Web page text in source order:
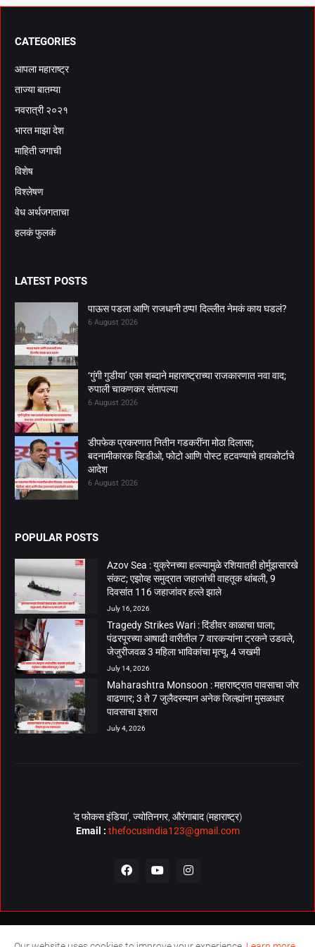
CATEGORIES
आपला महाराष्ट्र
ताज्या बातम्या
नवरात्री २०२१
भारत माझा देश
माहिती जगाची
विशेष
विश्लेषण
वेध अर्थजगताचा
हलकं फुलकं
LATEST POSTS
पाऊस पडला आणि राजधानी ठप्प! दिल्लीत नेमकं काय घडलं?
6 August 2026
‘गुंगी गुडीया’ एका शब्दाने महाराष्ट्राच्या राजकारणात नवा वाद;
रुपाली चाकणकर संतापल्या
6 August 2026
डीपफेक प्रकरणात नितीन गडकरींना मोठा दिलासा;
बदनामीकारक व्हिडीओ, फोटो आणि पोस्ट हटवण्याचे हायकोर्टाचे
आदेश
6 August 2026
POPULAR POSTS
Azov Sea : युक्रेनच्या हल्ल्यामुळे रशियातही होर्मुझसारखे
संकट; एझोव्ह समुद्रात जहाजांची वाहतूक थांबली, 9
दिवसांत 116 जहाजांवर हल्ले झाले
July 16, 2026
Tragedy Strikes Wari : दिंडीवर काळाचा घाला;
पंढरपूरच्या आषाढी वारीतील 7 वारकऱ्यांना ट्रकने उडवले,
जेजुरीजवळ 3 महिला भाविकांचा मृत्यू, 4 जखमी
July 14, 2026
Maharashtra Monsoon : महाराष्ट्रात पावसाचा जोर
वाढणार; 3 ते 7 जुलैदरम्यान अनेक जिल्ह्यांना मुसळधार
पावसाचा इशारा
July 4, 2026
‘द फोकस इंडिया’, ज्योतिनगर, औरंगाबाद (महाराष्ट्र)
Email : thefocusindia123@gmail.com
About Us Contact Us The Focus India Policy